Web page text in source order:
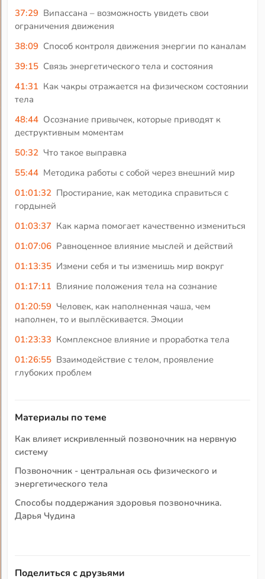
37:29 Випассана – возможность увидеть свои
ограничения движения
38:09 Способ контроля движения энергии по каналам
39:15 Связь энергетического тела и состояния
41:31 Как чакры отражается на физическом состоянии
тела
48:44 Осознание привычек, которые приводят к
деструктивным моментам
50:32 Что такое выправка
55:44 Методика работы с собой через внешний мир
01:01:32 Простирание, как методика справиться с
гордыней
01:03:37 Как карма помогает качественно измениться
01:07:06 Равноценное влияние мыслей и действий
01:13:35 Измени себя и ты изменишь мир вокруг
01:17:11 Влияние положения тела на сознание
01:20:59 Человек, как наполненная чаша, чем
наполнен, то и выплёскивается. Эмоции
01:23:33 Комплексное влияние и проработка тела
01:26:55 Взаимодействие с телом, проявление
глубоких проблем
Материалы по теме
Как влияет искривленный позвоночник на нервную
систему
Позвоночник - центральная ось физического и
энергетического тела
Способы поддержания здоровья позвоночника.
Дарья Чудина
Поделиться с друзьями